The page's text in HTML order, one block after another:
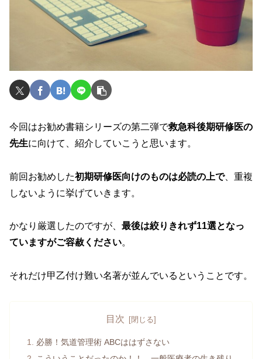
今回はお勧め書籍シリーズの第二弾で救急科後期研修医の
先生に向けて、紹介していこうと思います。
前回お勧めした初期研修医向けのものは必読の上で、重複
しないように挙げていきます。
かなり厳選したのですが、 最後は絞りきれず11選となっ
ていますがご容赦ください。
それだけ甲乙付け難い名著が並んでいるということです。
目次
必勝！気道管理術 ABCははずさない